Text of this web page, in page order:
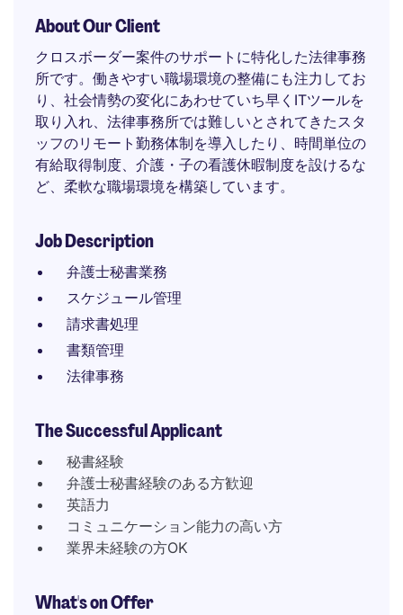
About Our Client
クロスボーダー案件のサポートに特化した法律事務
所です。働きやすい職場環境の整備にも注力してお
り、社会情勢の変化にあわせていち早くITツールを
取り入れ、法律事務所では難しいとされてきたスタ
ッフのリモート勤務体制を導入したり、時間単位の
有給取得制度、介護・子の看護休暇制度を設けるな
ど、柔軟な職場環境を構築しています。
Job Description
弁護士秘書業務
スケジュール管理
請求書処理
書類管理
法律事務
The Successful Applicant
秘書経験
弁護士秘書経験のある方歓迎
英語力
コミュニケーション能力の高い方
業界未経験の方OK
What's on Offer